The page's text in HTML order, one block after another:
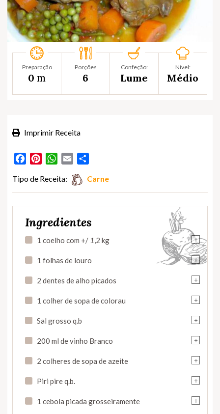
Preparação
0 m
Porções
6
Confeção:
Lume
Nível:
Médio
Imprimir Receita
FacebookPinterestWhatsApp
Email
Tipo de Receita: Carne
Ingredientes
+
1 coelho com +/ 1,2 kg
+
1 folhas de louro
+
2 dentes de alho picados
+
1 colher de sopa de colorau
+
Sal grosso q.b
+
200 ml de vinho Branco
+
2 colheres de sopa de azeite
+
Piri pire q.b.
+
1 cebola picada grosseiramente